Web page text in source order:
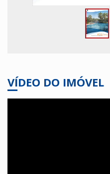
VÍDEO DO IMÓVEL